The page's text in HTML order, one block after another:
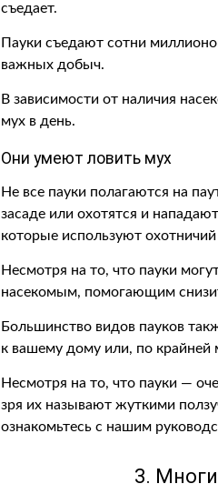
съедает.
Пауки съедают сотни
важных добыч.
В зависимости от наличия
мух в день.
Они умеют ловить мух
Не все пауки полагаются на
засаде или охотятся и
которые используют
Несмотря на то, что пауки
насекомым, помогающим
Большинство видов пауков
к вашему дому или, по
Несмотря на то, что пауки —
зря их называют жуткими
ознакомьтесь с нашим
3.